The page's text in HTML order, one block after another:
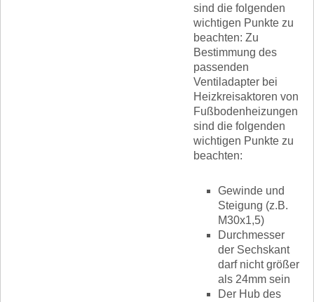
sind die folgenden
wichtigen Punkte zu
beachten: Zu
Bestimmung des
passenden
Ventiladapter bei
Heizkreisaktoren von
Fußbodenheizungen
sind die folgenden
wichtigen Punkte zu
beachten:
Gewinde und
Steigung (z.B.
M30x1,5)
Durchmesser
der Sechskant
darf nicht größer
als 24mm sein
Der Hub des